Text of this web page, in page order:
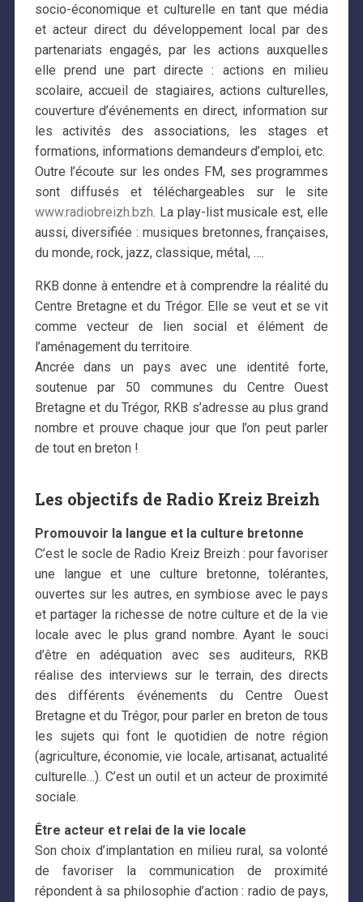
socio-économique et culturelle en tant que média
et acteur direct du développement local par des
partenariats engagés, par les actions auxquelles
elle prend une part directe : actions en milieu
scolaire, accueil de stagiaires, actions culturelles,
couverture d’événements en direct, information sur
les activités des associations, les stages et
formations, informations demandeurs d’emploi, etc.
Outre l’écoute sur les ondes FM, ses programmes
sont diffusés et téléchargeables sur le site
www.radiobreizh.bzh. La play-list musicale est, elle
aussi, diversifiée : musiques bretonnes, françaises,
du monde, rock, jazz, classique, métal, ….
RKB donne à entendre et à comprendre la réalité du
Centre Bretagne et du Trégor. Elle se veut et se vit
comme vecteur de lien social et élément de
l’aménagement du territoire.
Ancrée dans un pays avec une identité forte,
soutenue par 50 communes du Centre Ouest
Bretagne et du Trégor, RKB s’adresse au plus grand
nombre et prouve chaque jour que l’on peut parler
de tout en breton !
Les objectifs de Radio Kreiz Breizh
Promouvoir la langue et la culture bretonne
C’est le socle de Radio Kreiz Breizh : pour favoriser
une langue et une culture bretonne, tolérantes,
ouvertes sur les autres, en symbiose avec le pays
et partager la richesse de notre culture et de la vie
locale avec le plus grand nombre. Ayant le souci
d’être en adéquation avec ses auditeurs, RKB
réalise des interviews sur le terrain, des directs
des différents événements du Centre Ouest
Bretagne et du Trégor, pour parler en breton de tous
les sujets qui font le quotidien de notre région
(agriculture, économie, vie locale, artisanat, actualité
culturelle…). C’est un outil et un acteur de proximité
sociale.
Être acteur et relai de la vie locale
Son choix d’implantation en milieu rural, sa volonté
de favoriser la communication de proximité
répondent à sa philosophie d’action : radio de pays,